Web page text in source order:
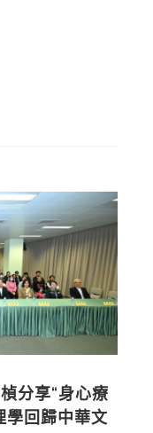
分享“身心療
回歸中華文